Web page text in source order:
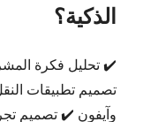
الذكية؟
✔️ تحليل فكرة
تصميم تطبيقات
وآيفون ✔️ تصميم